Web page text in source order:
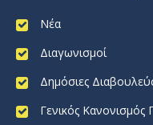
Νέα
Διαγωνισμοί
Δημόσιες
Γενικός